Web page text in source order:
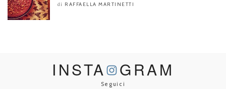
di RAFFAELLA MARTINETTI
INSTA GRAM
Seguici